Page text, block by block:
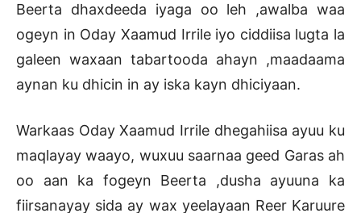
Beerta dhaxdeeda iyaga oo leh ,awalba waa
ogeyn in Oday Xaamud Irrile iyo ciddiisa lugta la
galeen waxaan tabartooda ahayn ,maadaama
aynan ku dhicin in ay iska kayn dhiciyaan.
Warkaas Oday Xaamud Irrile dhegahiisa ayuu ku
maqlayay waayo, wuxuu saarnaa geed Garas ah
oo aan ka fogeyn Beerta ,dusha ayuuna ka
fiirsanayay sida ay wax yeelayaan Reer Karuure